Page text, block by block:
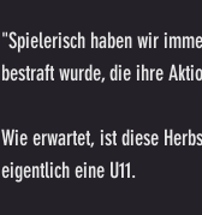
"Spielerisch haben wir
bestraft wurde, die ihre
Wie erwartet, ist diese
eigentlich eine U11.